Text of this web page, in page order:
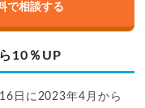
で相談する
10％UP
日に2023年4月から